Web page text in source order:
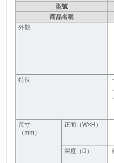
型號
商品名稱
外觀
特長
尺寸
（mm）
正面（W×H）
深度（D）